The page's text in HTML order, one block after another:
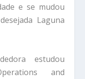
e se mudou
Laguna
estudou
and